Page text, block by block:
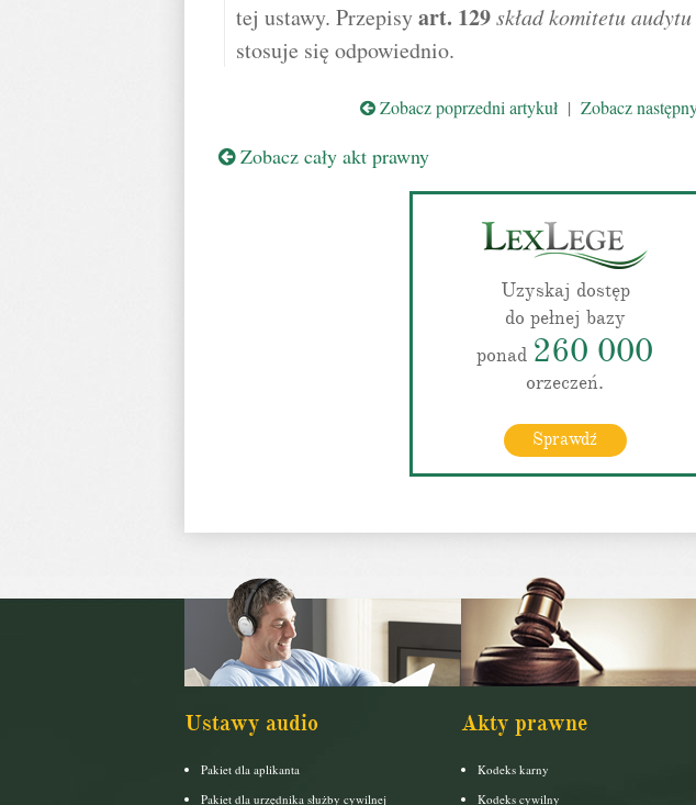
tej ustawy. Przepisyart. 129skład komitetu audytu
stosuje się odpowiednio.
Zobacz poprzedni artykuł| Zobacz
Zobacz cały akt prawny
Uzyskaj dostęp
do pełnej bazy
ponad 260 000
orzeczeń.
Sprawdź
Ustawy audio
Pakiet dla aplikanta
Pakiet dla urzędnika służby cywilnej
Akty prawne
Kodeks karny
Kodeks cywilny